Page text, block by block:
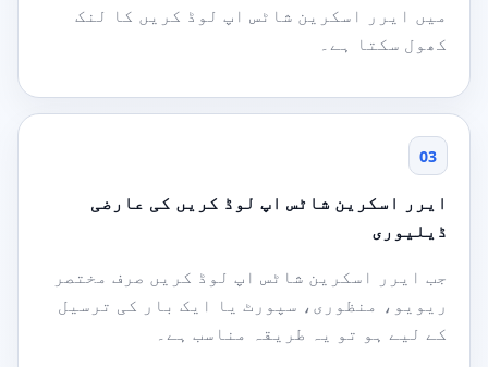
میں ایرر اسکرین شاٹس اپ لوڈ کریں کا لنک
کھول سکتا ہے۔
03
ایرر اسکرین شاٹس اپ لوڈ کریں کی عارضی
ڈیلیوری
جب ایرر اسکرین شاٹس اپ لوڈ کریں صرف مختصر
ریویو، منظوری، سپورٹ یا ایک بار کی ترسیل
کے لیے ہو تو یہ طریقہ مناسب ہے۔